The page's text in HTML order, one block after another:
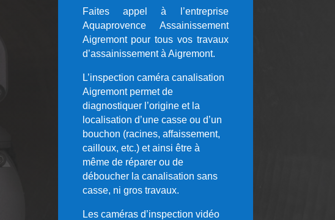
Faites appel à l’entreprise
Aquaprovence Assainissement
Aigremont pour tous vos travaux
d’assainissement à Aigremont.
L’inspection caméra canalisation
Aigremont permet de
diagnostiquer l’origine et la
localisation d’une casse ou d’un
bouchon (racines, affaissement,
cailloux, etc.) et ainsi être à
même de réparer ou de
déboucher la canalisation sans
casse, ni gros travaux.
Les caméras d’inspection vidéo